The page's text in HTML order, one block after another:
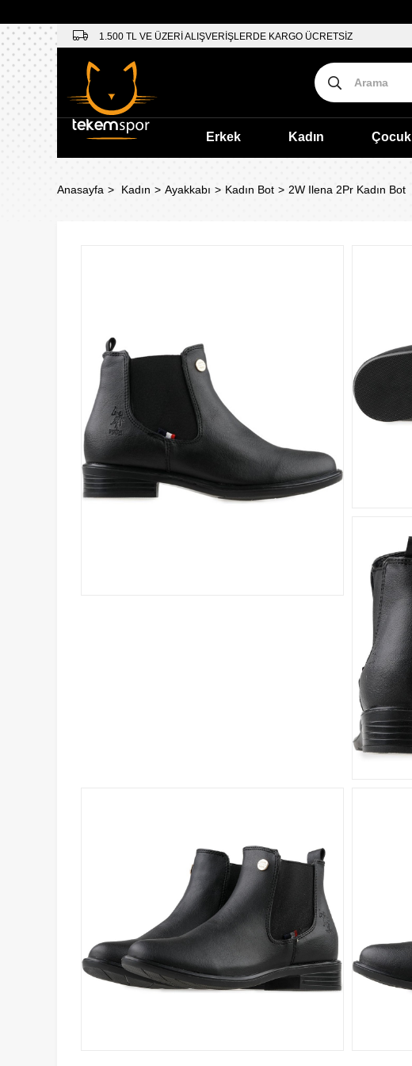
1.500 TL VE ÜZERİ ALIŞVERİŞLERDE KARGO ÜCRETSİZ
Erkek Kadın Çocuk
Anasayfa Kadın Ayakkabı Kadın Bot 2W Ilena 2Pr Kadın Bot